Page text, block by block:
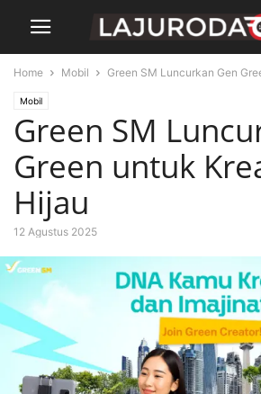
Home Mobil Green SM Luncurkan Gen
Mobil
Green SM
Green untuk
Hijau
12 Agustus 2025